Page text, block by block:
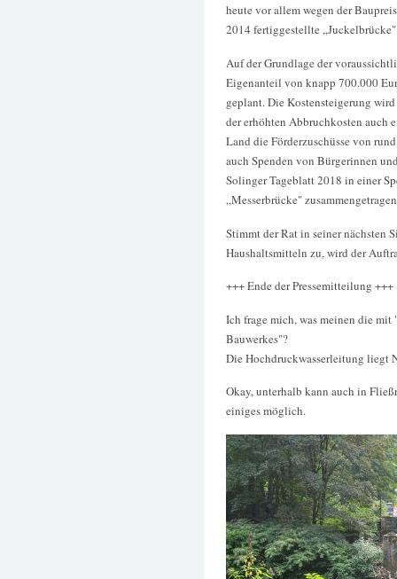
heute vor allem wegen der
2014 fertiggestellte
Auf der Grundlage der
Eigenanteil von knapp 700.000
geplant. Die Kostensteigerung
der erhöhten Abbruchkosten auch
Land die Förderzuschüsse von
auch Spenden von Bürgerinnen
Solinger Tageblatt 2018 in einer
„Messerbrücke"
Stimmt der Rat in seiner nächsten
Haushaltsmitteln zu, wird der
+++ Ende der Pressemitteilung +++
Ich frage mich, was meinen die
Bauwerkes"?
Die Hochdruckwasserleitung liegt
Okay, unterhalb kann auch in
einiges möglich.